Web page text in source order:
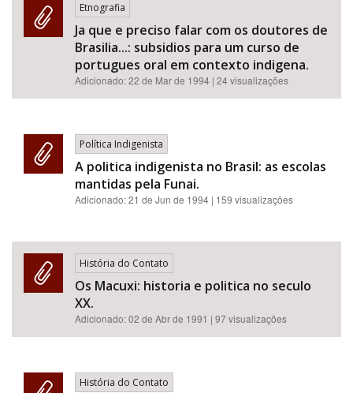
Etnografia
Ja que e preciso falar com os doutores de
Brasilia...: subsidios para um curso de
portugues oral em contexto indigena.
Adicionado:22 de Mar de 1994 | 24 visualizações
Política Indigenista
A politica indigenista no Brasil: as escolas
mantidas pela Funai.
Adicionado:21 de Jun de 1994 | 159 visualizações
História do Contato
Os Macuxi: historia e politica no seculo
XX.
Adicionado:02 de Abr de 1991 | 97 visualizações
História do Contato